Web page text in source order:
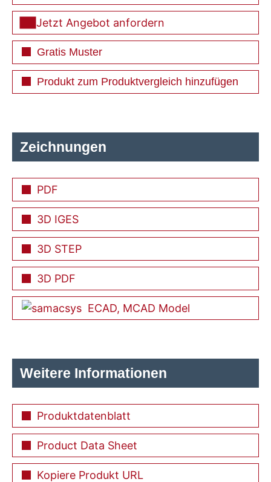
Zeichnungen
PDF
3D IGES
3D STEP
3D PDF
ECAD, MCAD Model
Weitere Informationen
Produktdatenblatt
Product Data Sheet
Kopiere Produkt URL
Jetzt Angebot anfordern
Gratis Muster
Produkt zum Produktvergleich hinzufügen